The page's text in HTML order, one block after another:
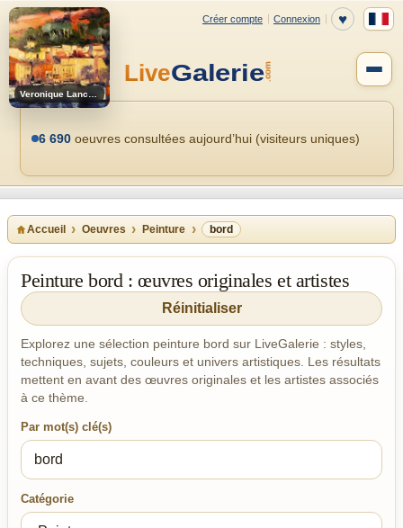
6 690 oeuvres consultées aujourd’hui (visiteurs uniques)
Accueil Oeuvres Peinture bord
Peinture bord : œuvres originales et artistes
Réinitialiser
Explorez une sélection peinture bord sur LiveGalerie : styles,
techniques, sujets, couleurs et univers artistiques. Les résultats
mettent en avant des œuvres originales et les artistes associés
à ce thème.
Par mot(s) clé(s)
Catégorie